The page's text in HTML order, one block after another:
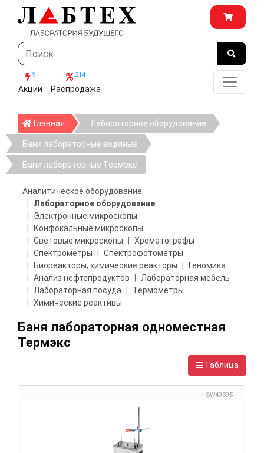
9
Акции
214
Распродажа
Главная ГлавнаяЛабораторное оборудование
Бани лабораторные водяные
Бани лабораторные Термэкс
Аналитическое оборудование
Лабораторное оборудование
Электронные микроскопы
Конфокальные микроскопы
Световые микроскопы
Хроматографы
Спектрометры
Спектрофотометры
Биореакторы, химические реакторы
Геномика
Анализ нефтепродуктов
Лабораторная мебель
Лабораторная посуда
Термометры
Химические реактивы
Баня лабораторная одноместная
Термэкс
Таблица
SW49395